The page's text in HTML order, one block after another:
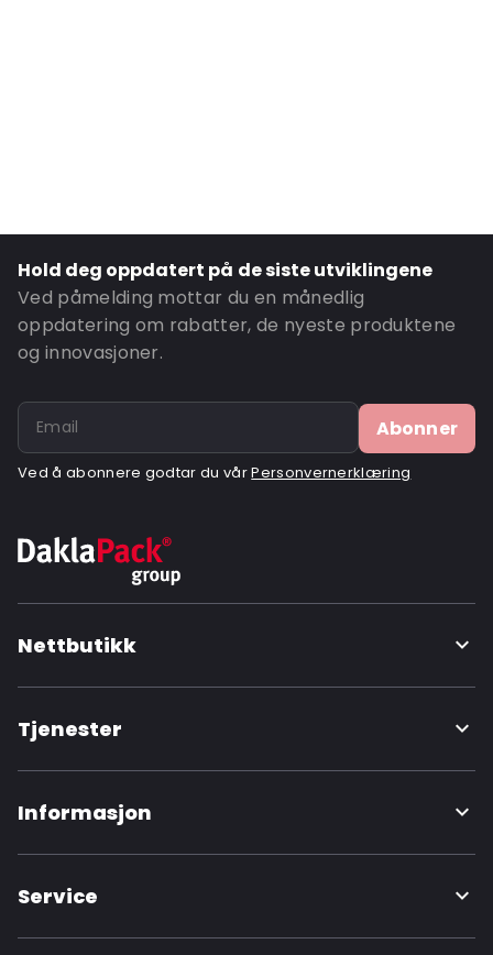
Ordre-ID: 873
Hold deg oppdatert på de siste utviklingene
Ved påmelding mottar du en månedlig
oppdatering om rabatter, de nyeste produktene
og innovasjoner.
Abonner
Ved å abonnere godtar du vårPersonvernerklæring
Nettbutikk
Tjenester
Informasjon
Service